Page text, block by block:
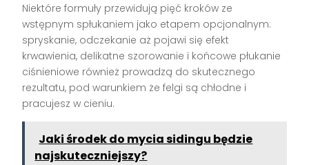
Niektóre formuły przewidują pięć kroków ze
wstępnym spłukaniem jako etapem opcjonalnym:
spryskanie, odczekanie aż pojawi się efekt
krwawienia, delikatne szorowanie i końcowe płukanie
ciśnieniowe również prowadzą do skutecznego
rezultatu, pod warunkiem że felgi są chłodne i
pracujesz w cieniu.
Jaki środek do mycia sidingu będzie
najskuteczniejszy?